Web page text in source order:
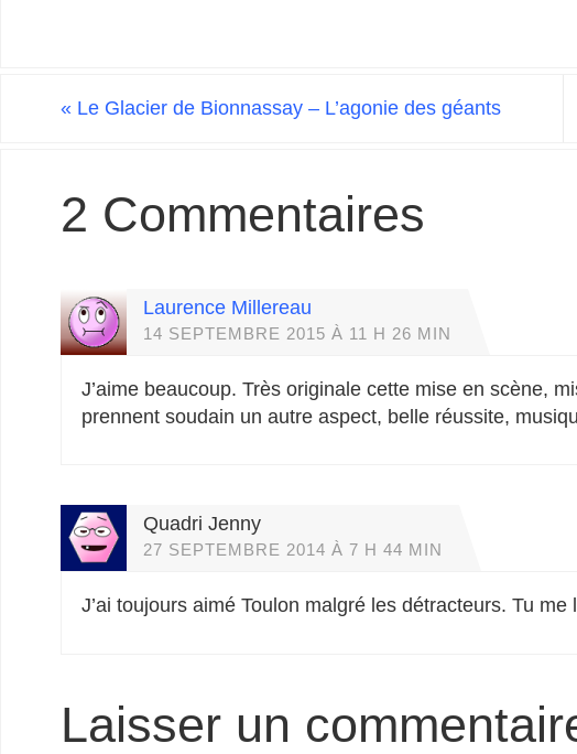
« Le Glacier de Bionnassay – L’agonie des géants
2 Commentaires
Laurence Millereau
14 SEPTEMBRE 2015 À 11 H 26 MIN
J’aime beaucoup. Très originale cette mise en scène,
prennent soudain un autre aspect, belle réussite,
Quadri Jenny
27 SEPTEMBRE 2014 À 7 H 44 MIN
J’ai toujours aimé Toulon malgré les détracteurs. Tu
Laisser un